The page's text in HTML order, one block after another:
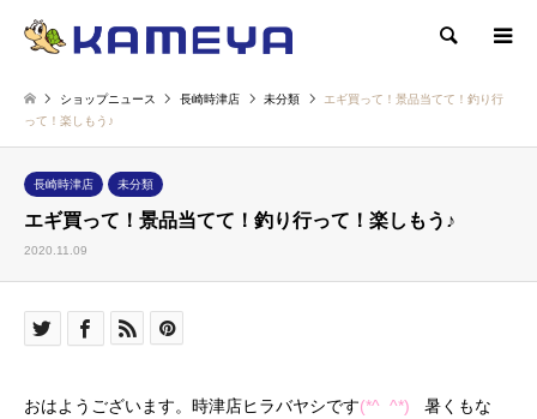
検索
ショップニュース 長崎時津店 未分類
エギ買って！景品当てて！釣り行
って！楽しもう♪
長崎時津店 未分類
エギ買って！景品当てて！釣り行って！楽しもう♪
2020.11.09
おはようございます。時津店ヒラバヤシです(*^ ^*)
暑くもな